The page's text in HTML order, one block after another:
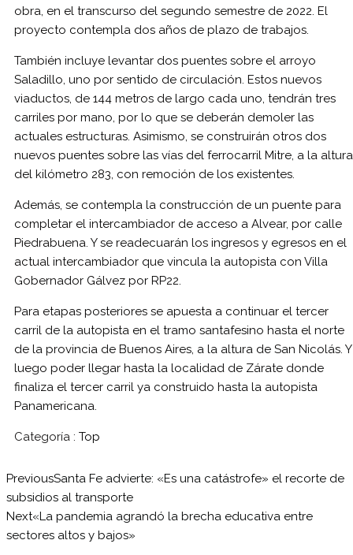
obra, en el transcurso del segundo semestre de 2022. El
proyecto contempla dos años de plazo de trabajos.
También incluye levantar dos puentes sobre el arroyo
Saladillo, uno por sentido de circulación. Estos nuevos
viaductos, de 144 metros de largo cada uno, tendrán tres
carriles por mano, por lo que se deberán demoler las
actuales estructuras. Asimismo, se construirán otros dos
nuevos puentes sobre las vías del ferrocarril Mitre, a la altura
del kilómetro 283, con remoción de los existentes.
Además, se contempla la construcción de un puente para
completar el intercambiador de acceso a Alvear, por calle
Piedrabuena. Y se readecuarán los ingresos y egresos en el
actual intercambiador que vincula la autopista con Villa
Gobernador Gálvez por RP22.
Para etapas posteriores se apuesta a continuar el tercer
carril de la autopista en el tramo santafesino hasta el norte
de la provincia de Buenos Aires, a la altura de San Nicolás. Y
luego poder llegar hasta la localidad de Zárate donde
finaliza el tercer carril ya construido hasta la autopista
Panamericana.
Categoría : Top
PreviousSanta Fe advierte: «Es una catástrofe» el recorte de
subsidios al transporte
Next«La pandemia agrandó la brecha educativa entre
sectores altos y bajos»